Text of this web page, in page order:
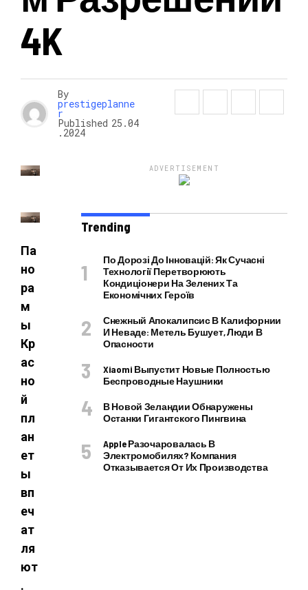
НОВОСТИ
4K
By
prestigeplanne
r
Published 25.04
.2024
Па
но
ра
м
ы
Кр
ас
но
й
пл
ан
ет
ы
вп
еч
ат
ля
ют
.
ADVERTISEMENT
Trending
По Дорозі До Інновацій: Як Сучасні
Технології Перетворюють
Кондиціонери На Зелених Та
Економічних Героїв
Снежный Апокалипсис В Калифорнии
И Неваде: Метель Бушует, Люди В
Опасности
Xiaomi Выпустит Новые Полностью
Беспроводные Наушники
В Новой Зеландии Обнаружены
Останки Гигантского Пингвина
Apple Разочаровалась В
Электромобилях? Компания
Отказывается От Их Производства